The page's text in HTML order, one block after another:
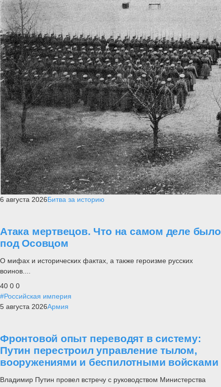
6 августа 2026Битва за историю
Атака мертвецов. Что на самом деле было
под Осовцом
О мифах и исторических фактах, а также героизме русских
воинов....
40 0 0
#Российская империя
5 августа 2026Армия
Фронтовой опыт переводят в систему:
Путин перестроил управление тылом,
вооружениями и беспилотными войсками
Владимир Путин провел встречу с руководством Министерства